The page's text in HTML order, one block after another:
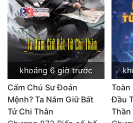
Tiên Hiệp
Tiểu Thuyết
Trinh Thám
Triều Đấu
Trùng Sinh
Trọng Sinh
khoảng 6 giờ trước
Cấm Chú Sư Đoản
Mệnh? Ta Nắm Giữ Bất
Tử Chi Thân
Toàn
Đầu
Thần